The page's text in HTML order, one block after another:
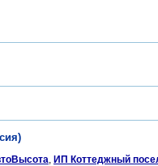
, ИП Коттеджный